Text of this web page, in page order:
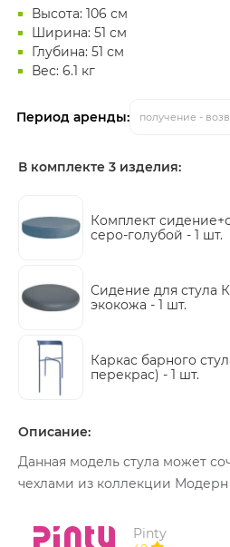
Высота: 106 см
Ширина: 51 см
Глубина: 51 см
Вес: 6.1 кг
Период аренды: получение -
В комплекте 3 изделия:
Комплект
серо-голубой - 1 шт.
Сидение для стула
экокожа - 1 шт.
Каркас барного
перекрас) - 1 шт.
Описание:
Данная модель стула может
чехлами из коллекции Модерн
Pinty